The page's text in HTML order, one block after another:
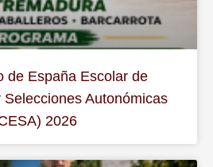
de España Escolar de
Autonómicas
2026